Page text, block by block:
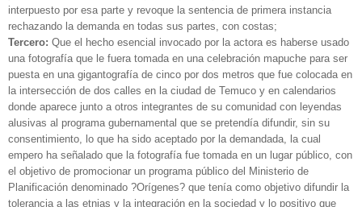
interpuesto por esa parte y revoque la sentencia de primera instancia
rechazando la demanda en todas sus partes, con costas;
Tercero: Que el hecho esencial invocado por la actora es haberse usado
una fotografía que le fuera tomada en una celebración mapuche para ser
puesta en una gigantografía de cinco por dos metros que fue colocada en
la intersección de dos calles en la ciudad de Temuco y en calendarios
donde aparece junto a otros integrantes de su comunidad con leyendas
alusivas al programa gubernamental que se pretendía difundir, sin su
consentimiento, lo que ha sido aceptado por la demandada, la cual
empero ha señalado que la fotografía fue tomada en un lugar público, con
el objetivo de promocionar un programa público del Ministerio de
Planificación denominado ?Orígenes? que tenía como objetivo difundir la
tolerancia a las etnias y la integración en la sociedad y lo positivo que